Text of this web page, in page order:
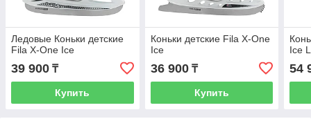
Ледовые Коньки детские
Fila X-One Ice
39 900 ₸
Купить
Коньки детские Fila X-One
Ice
36 900₸
Купить
Ice
54